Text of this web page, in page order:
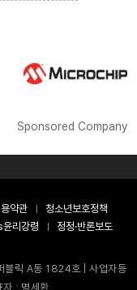
Sponsored Company
약관
청소년보호정책
리강령
정정·반론보도
블릭 A동 1824호 | 사업자등
: 명세환